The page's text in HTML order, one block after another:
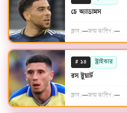
চে অ্যাডামস
ক্লাব:—জন্ম তারিখ:—
# ১৪ স্ট্রাইকার
রস স্টুয়ার্ট
ক্লাব:—জন্ম তারিখ:—